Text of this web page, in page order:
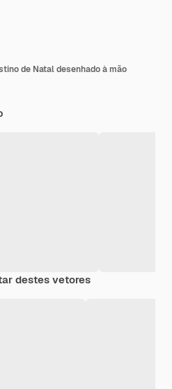
de Natal desenhado à mão
destes vetores